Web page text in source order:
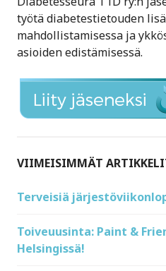
työtä diabetestietouden
mahdollistamisessa ja
asioiden edistämisessä.
VIIMEISIMMÄT
Terveisiä
Toiveuusinta: Paint &
Helsingissä!